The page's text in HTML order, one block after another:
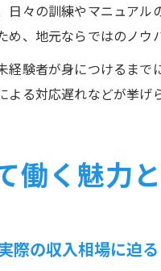
日々の訓練やマニュア
め、地元ならではのノウ
経験者が身につけるま
よる対応遅れなどが挙げ
働く魅力
際の収入相場に迫る